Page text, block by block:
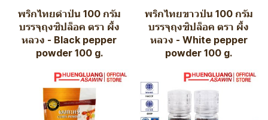
พริกไทยดำป่น 100 กรัม
บรรจุถุงซิปล็อค ตรา ผึ้ง
หลวง - Black pepper
powder 100 g.
พริกไทยขาวป่น 100 กรัม
บรรจุถุงซิปล็อค ตรา ผึ้ง
หลวง - White pepper
powder 100 g.